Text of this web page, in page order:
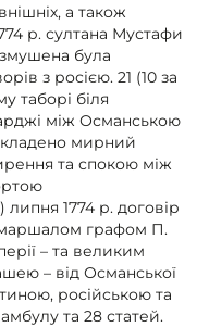
а також
р. султана Мустафи
була
з росією. 21 (10 за
таборі біля
між Османською
мирний
та спокою між
липня 1774 р. договір
графом П.
– та великим
– від Османської
російською та
та 28 статей.